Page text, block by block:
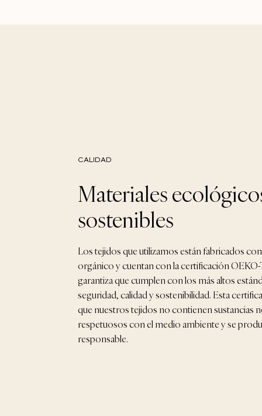
CALIDAD
Materiales
sostenibles
Los tejidos que utilizamos están fabricados
orgánico y cuentan con la certificación
garantiza que cumplen con los más altos
seguridad, calidad y sostenibilidad. Esta
que nuestros tejidos no contienen sustancias
respetuosos con el medio ambiente y se
responsable.